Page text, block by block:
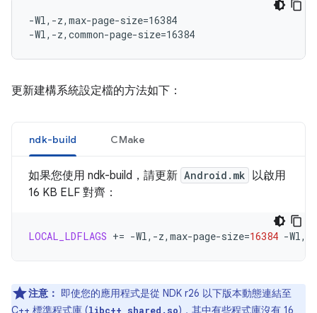
-Wl,-z,max-page-size=16384
更新建構系統設定檔的方法如下：
ndk-build CMake
如果您使用 ndk-build，請更新 Android.mk 以啟用
16 KB ELF 對齊：
LOCAL_LDFLAGS += -Wl,-z,max-page-size=16384 -Wl,-
注意： 即使您的應用程式是從 NDK r26 以下版本動態連結至
C++ 標準程式庫 (libc++_shared.so)，其中有些程式庫沒有 16